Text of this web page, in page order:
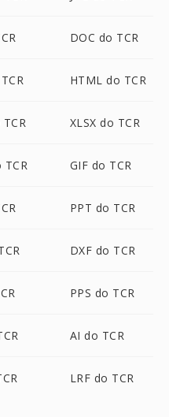
DOC do TCR
HTML do TCR
XLSX do TCR
TCR GIF do TCR
PPT do TCR
DXF do TCR
PPS do TCR
AI do TCR
LRF do TCR